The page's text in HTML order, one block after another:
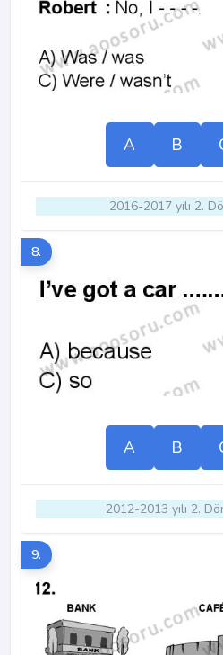
A B
2016-2017 yılı 2.
8.
A B
2012-2013 yılı 2.
9.